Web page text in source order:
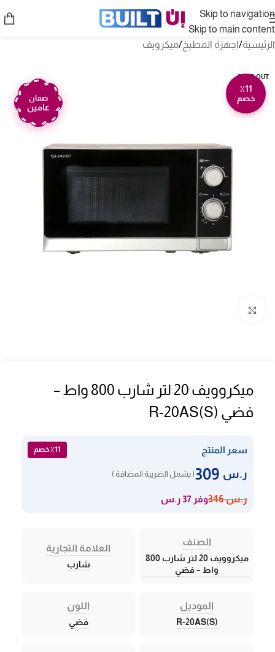
Skip to navigation
Skip to main content
الرئيسية/اجهزة المطبخ/ميكرويف
SOLD OUT
٪11
خصم
ضمان
عامين
ميكروويف 20 لتر شارب 800 واط –
فضي R-20AS(S)
سعر المنتج ٪11 خصم
ر.س ( يشمل الضريبة المضافة )
ر.س346 وفر 37 ر.س
الصنف
ميكروويف 20 لتر شارب 800
واط – فضي
العلامة التجارية
شارب
الموديل
R-20AS(S)
اللون
فضي